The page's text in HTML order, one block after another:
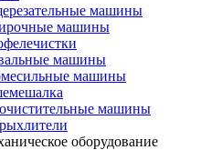
машины
машины
машины
машины
машины
оборудование